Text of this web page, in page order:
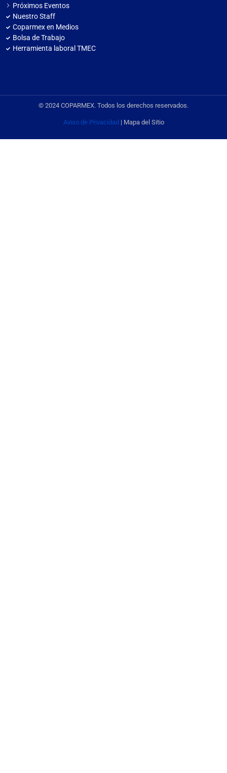
Próximos Eventos
Nuestro Staff
Coparmex en Medios
Bolsa de Trabajo
Herramienta laboral TMEC
© 2024 COPARMEX. Todos los derechos reservados.
Aviso de Privacidad| Mapa del Sitio